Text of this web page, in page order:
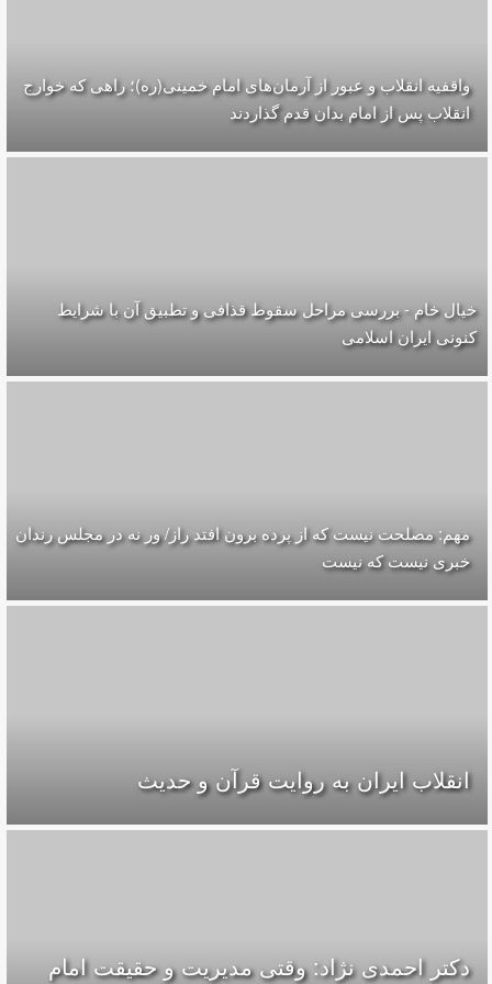
واقفیه‌ انقلاب و عبور از آرمان‌های امام خمینی(ره)؛ راهی که خوارج
انقلاب پس از امام بدان قدم گذاردند
خیال خام - بررسی مراحل سقوط قذافی و تطبیق آن با شرایط
کنونی ایران اسلامی
مهم: مصلحت نیست که از پرده برون افتد راز/ ور نه در مجلس رندان
خبری نیست که نیست
انقلاب ایران به روایت قرآن و حدیث
دکتر احمدی نژاد: وقتی مدیریت و حقیقت امام